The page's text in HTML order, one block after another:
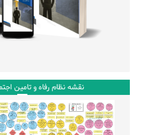
نقشه نظام رفاه و تامین